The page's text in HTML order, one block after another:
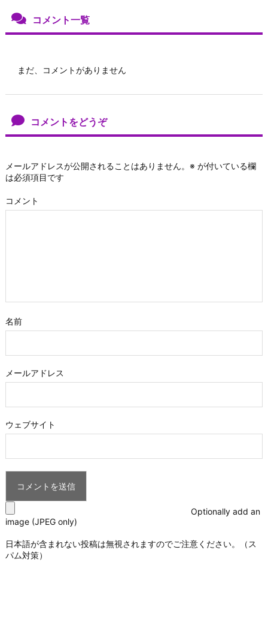
コメント一覧
まだ、コメントがありません
コメントをどうぞ
メールアドレスが公開されることはありません。 ※ が付いている欄
は必須項目です
コメント
名前
メールアドレス
ウェブサイト
Optionally add an
image (JPEG only)
日本語が含まれない投稿は無視されますのでご注意ください。（ス
パム対策）